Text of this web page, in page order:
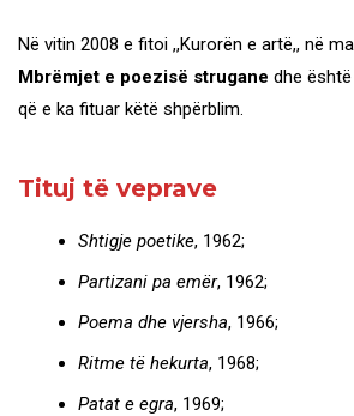
Në vitin 2008 e fitoi ,,Kurorën e artë,, në
Mbrëmjet e poezisë strugane dhe
që e ka fituar këtë shpërblim.
Tituj të veprave
Shtigje poetike, 1962;
Partizani pa emër, 1962;
Poema dhe vjersha, 1966;
Ritme të hekurta, 1968;
Patat e egra, 1969;